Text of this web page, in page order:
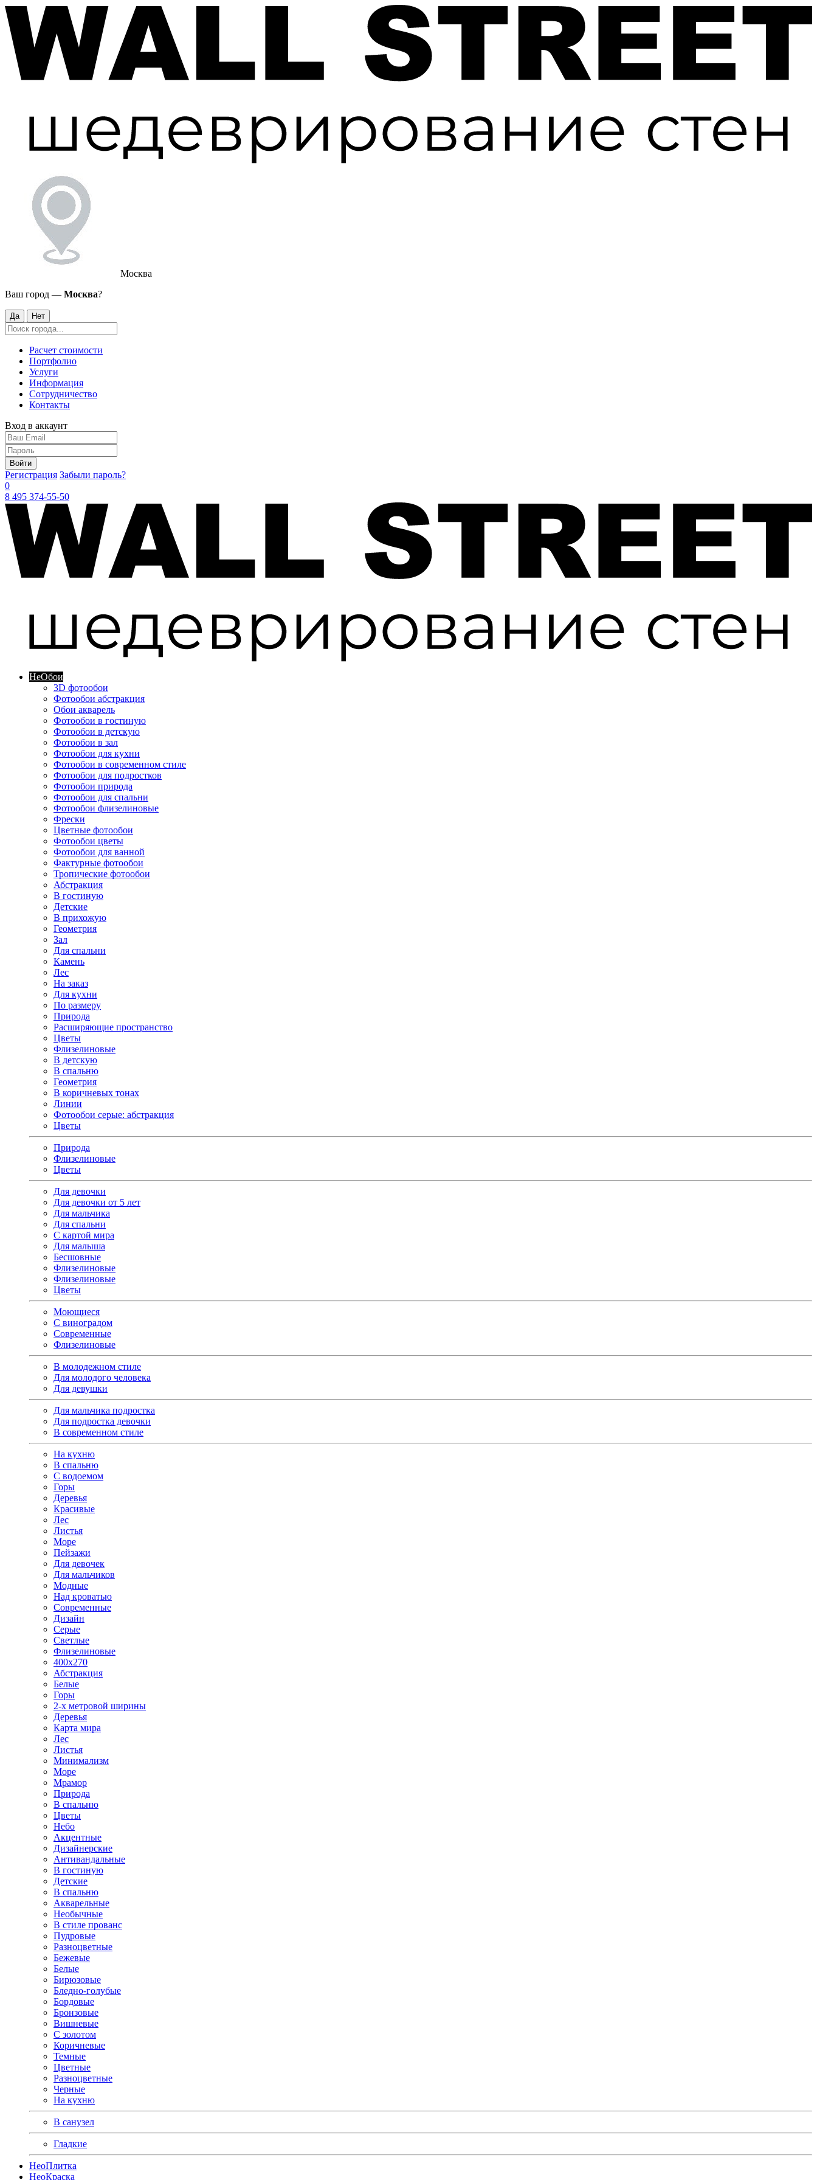
Москва
Ваш город — Москва?
Да Нет
Расчет стоимости
Портфолио
Услуги
Информация
Сотрудничество
Контакты
Вход в аккаунт
Войти
Регистрация Забыли пароль?
0
8 495 374-55-50
НеОбои
3D фотообои
Фотообои абстракция
Обои акварель
Фотообои в гостиную
Фотообои в детскую
Фотообои в зал
Фотообои для кухни
Фотообои в современном стиле
Фотообои для подростков
Фотообои природа
Фотообои для спальни
Фотообои флизелиновые
Фрески
Цветные фотообои
Фотообои цветы
Фотообои для ванной
Фактурные фотообои
Тропические фотообои
Абстракция
В гостиную
Детские
В прихожую
Геометрия
Зал
Для спальни
Камень
Лес
На заказ
Для кухни
По размеру
Природа
Расширяющие пространство
Цветы
Флизелиновые
В детскую
В спальню
Геометрия
В коричневых тонах
Линии
Фотообои серые: абстракция
Цветы
Природа
Флизелиновые
Цветы
Для девочки
Для девочки от 5 лет
Для мальчика
Для спальни
С картой мира
Для малыша
Бесшовные
Флизелиновые
Флизелиновые
Цветы
Моющиеся
С виноградом
Современные
Флизелиновые
В молодежном стиле
Для молодого человека
Для девушки
Для мальчика подростка
Для подростка девочки
В современном стиле
На кухню
В спальню
С водоемом
Горы
Деревья
Красивые
Лес
Листья
Море
Пейзажи
Для девочек
Для мальчиков
Модные
Над кроватью
Современные
Дизайн
Серые
Светлые
Флизелиновые
400х270
Абстракция
Белые
Горы
2-х метровой ширины
Деревья
Карта мира
Лес
Листья
Минимализм
Море
Мрамор
Природа
В спальню
Цветы
Небо
Акцентные
Дизайнерские
Антивандальные
В гостиную
Детские
В спальню
Акварельные
Необычные
В стиле прованс
Пудровые
Разноцветные
Бежевые
Белые
Бирюзовые
Бледно-голубые
Бордовые
Бронзовые
Вишневые
С золотом
Коричневые
Темные
Цветные
Разноцветные
Черные
На кухню
В санузел
Гладкие
НеоПлитка
НеоКраска